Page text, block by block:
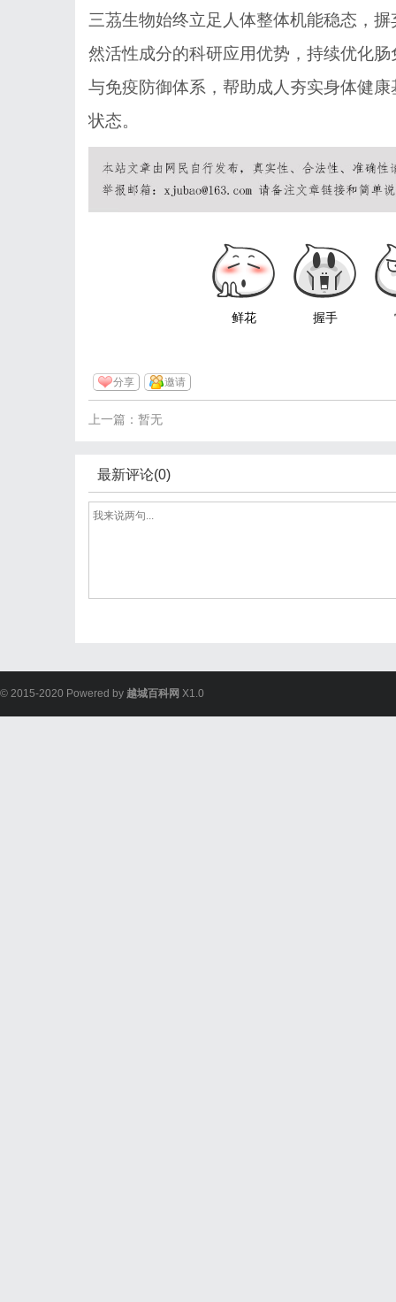
三茘生物始终立足人体整体机能稳态，
然活性成分的科研应用优势，持续优化
与免疫防御体系，帮助成人夯实身体健
状态。
鲜花 握手
分享 邀请
上一篇：暂无
最新评论(0)
© 2015-2020 Powered by 越城百科网 X1.0